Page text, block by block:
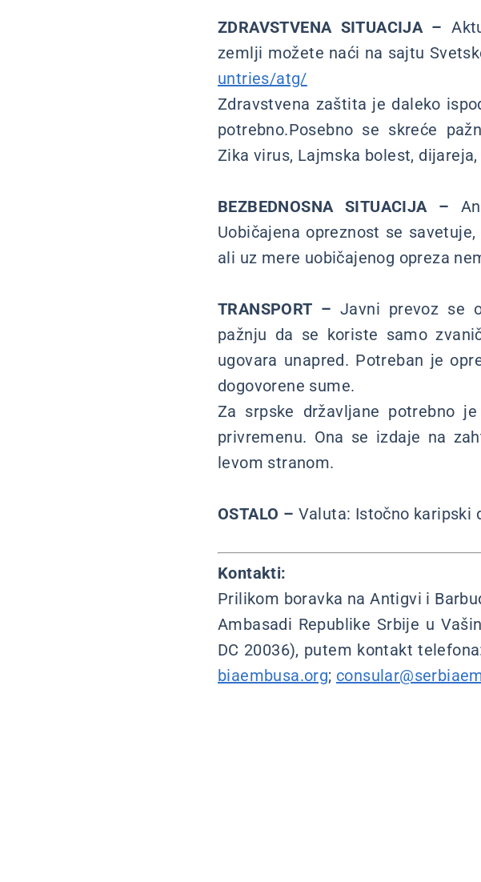
ZDRAVSTVENA SITUACIJA –
zemlji možete naći na sajtu
untries/atg/
Zdravstvena zaštita je daleko
potrebno.Posebno se skreće
Zika virus, Lajmska bolest,
BEZBEDNOSNA SITUACIJA –
Uobičajena opreznost se
ali uz mere uobičajenog opreza
TRANSPORT – Javni prevoz se
pažnju da se koriste samo
ugovara unapred. Potreban je
dogovorene sume.
Za srpske državljane potrebno
privremenu. Ona se izdaje na
levom stranom.
OSTALO – Valuta: Istočno karipski
Kontakti:
Prilikom boravka na Antigvi i
Ambasadi Republike Srbije u
DC 20036), putem kontakt
biaembusa.org;